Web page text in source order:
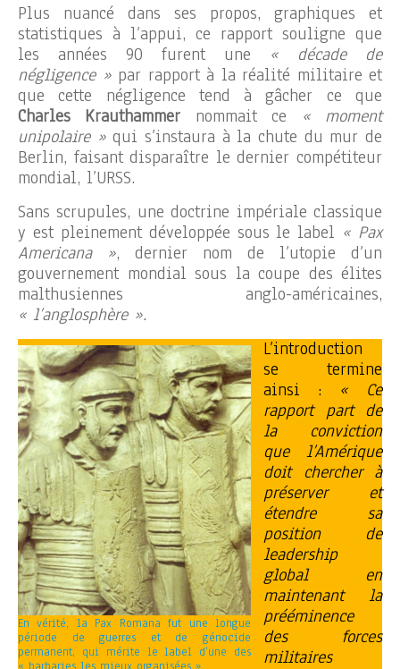
Plus nuancé dans ses propos, graphiques et
statistiques à l’appui, ce rapport souligne que
les années 90 furent une « décade de
négligence »par rapport à la réalité militaire et
que cette négligence tend à gâcher ce que
Charles Krauthammer nommait ce « moment
unipolaire »qui s’instaura à la chute du mur de
Berlin, faisant disparaître le dernier compétiteur
mondial, l’URSS.
Sans scrupules, une doctrine impériale classique
y est pleinement développée sous le label « Pax
Americana », dernier nom de l’utopie d’un
gouvernement mondial sous la coupe des élites
malthusiennes anglo-américaines,
« l’anglosphère ».
En vérité, la Pax Romana fut une longue
période de guerres et de génocide
permanent, qui mérite le label d’une des
L’introduction
se termine
ainsi : « Ce
rapport part de
la conviction
que l’Amérique
doit chercher à
préserver et
étendre sa
position de
leadership
global en
maintenant la
prééminence
des forces
militaires